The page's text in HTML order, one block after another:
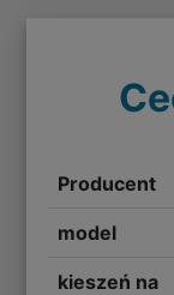
Producent
model
kieszeń na